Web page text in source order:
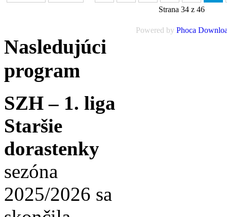
Strana 34 z 46
Powered by Phoca
Nasledujúci
program
SZH – 1. liga
Staršie
dorastenky
sezóna
2025/2026 sa